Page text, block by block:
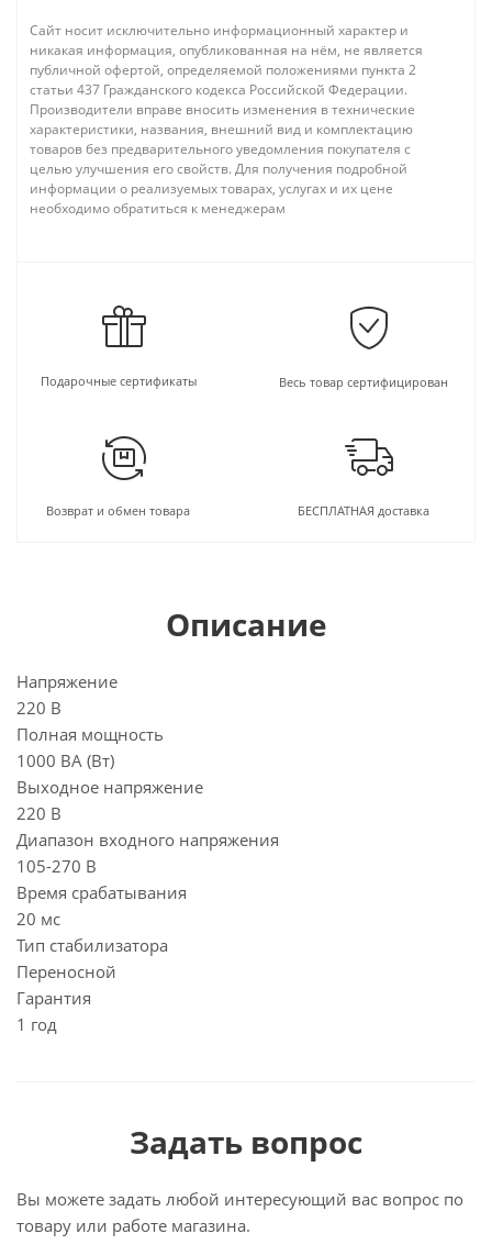
Сайт носит исключительно информационный характер и
никакая информация, опубликованная на нём, не является
публичной офертой, определяемой положениями пункта 2
статьи 437 Гражданского кодекса Российской Федерации.
Производители вправе вносить изменения в технические
характеристики, названия, внешний вид и комплектацию
товаров без предварительного уведомления покупателя с
целью улучшения его свойств. Для получения подробной
информации о реализуемых товарах, услугах и их цене
необходимо обратиться к менеджерам
Подарочные сертификаты Весь товар сертифицирован
Возврат и обмен товара БЕСПЛАТНАЯ доставка
Описание
Напряжение
220 В
Полная мощность
1000 ВА (Вт)
Выходное напряжение
220 В
Диапазон входного напряжения
105-270 В
Время срабатывания
20 мс
Тип стабилизатора
Переносной
Гарантия
1 год
Задать вопрос
Вы можете задать любой интересующий вас вопрос по
товару или работе магазина.